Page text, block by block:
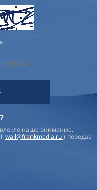
наше внимание.
wall@frankmedia.ru) передав